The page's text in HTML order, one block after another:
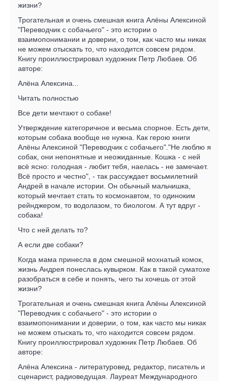
жизни?
Трогательная и очень смешная книга Алёны Алексиной
"Переводчик с собачьего" - это истории о
взаимопонимании и доверии, о том, как часто мы никак
не можем отыскать то, что находится совсем рядом.
Книгу проиллюстрировал художник Петр Любаев. Об
авторе:
Алёна Алексина...
Читать полностью
Все дети мечтают о собаке!
Утверждение категоричное и весьма спорное. Есть дети,
которым собака вообще не нужна. Как герою книги
Алёны Алексиной "Переводчик с собачьего"."Не люблю я
собак, они непонятные и неожиданные. Кошка - с ней
всё ясно: голодная - любит тебя, наелась - не замечает.
Всё просто и честно", - так рассуждает восьмилетний
Андрей в начале истории. Он обычный мальчишка,
который мечтает стать то космонавтом, то одиноким
рейнджером, то водолазом, то биологом. А тут вдруг -
собака!
Что с ней делать то?
А если две собаки?
Когда мама принесла в дом смешной мохнатый комок,
жизнь Андрея понеслась кувырком. Как в такой суматохе
разобраться в себе и понять, чего ты хочешь от этой
жизни?
Трогательная и очень смешная книга Алёны Алексиной
"Переводчик с собачьего" - это истории о
взаимопонимании и доверии, о том, как часто мы никак
не можем отыскать то, что находится совсем рядом.
Книгу проиллюстрировал художник Петр Любаев. Об
авторе:
Алёна Алексина - литературовед, редактор, писатель и
сценарист, радиоведущая. Лауреат Международного